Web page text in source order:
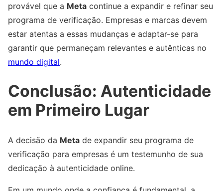
provável que a Meta continue a expandir e refinar seu
programa de verificação. Empresas e marcas devem
estar atentas a essas mudanças e adaptar-se para
garantir que permaneçam relevantes e autênticas no
mundo digital.
Conclusão: Autenticidade
em Primeiro Lugar
A decisão da Meta de expandir seu programa de
verificação para empresas é um testemunho de sua
dedicação à autenticidade online.